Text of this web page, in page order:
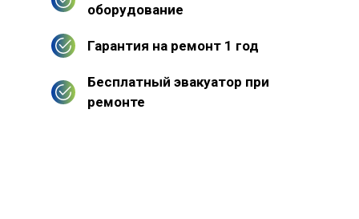
оборудование
Гарантия на ремонт 1 год
Бесплатный эвакуатор при
ремонте